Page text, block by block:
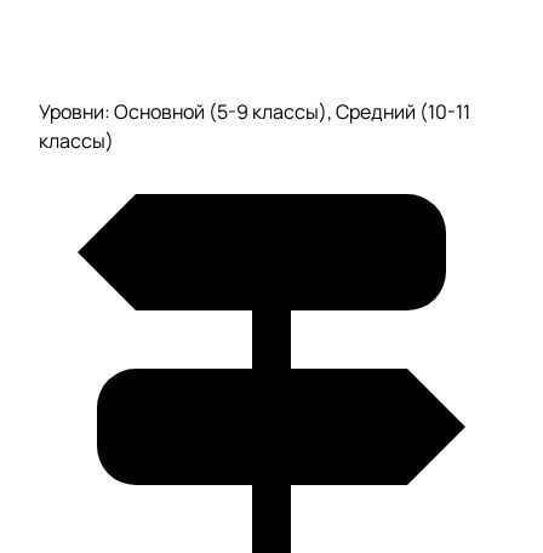
Уровни: Основной (5-9 классы), Средний (10-11
классы)